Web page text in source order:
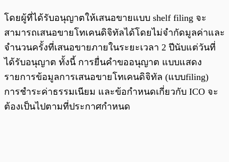
โดยผู้ที่ได้รับอนุญาตให้เสนอขายแบบ shelf filing จะ
สามารถเสนอขายโทเคนดิจิทัลได้โดยไม่จำกัดมูลค่าและ
จำนวนครั้งที่เสนอขายภายในระยะเวลา 2 ปีนับแต่วันที่
ได้รับอนุญาต ทั้งนี้ การยื่นคำขออนุญาต แบบแสดง
รายการข้อมูลการเสนอขายโทเคนดิจิทัล (แบบfiling)
การชำระค่าธรรมเนียม และข้อกำหนดเกี่ยวกับ ICO จะ
ต้องเป็นไปตามที่ประกาศกำหนด